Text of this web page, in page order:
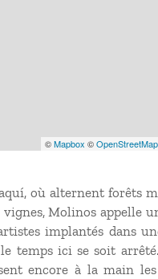
©Mapbox ©OpenStreetMap
où alternent forêts
Molinos appelle
implantés dans
temps ici se soit
encore à la main